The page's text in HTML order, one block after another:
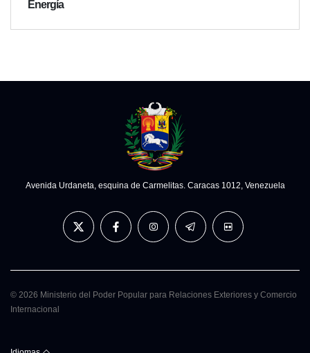
Energía
Avenida Urdaneta, esquina de Carmelitas. Caracas 1012, Venezuela
© 2026 Ministerio del Poder Popular para Relaciones Exteriores y Comercio
Internacional